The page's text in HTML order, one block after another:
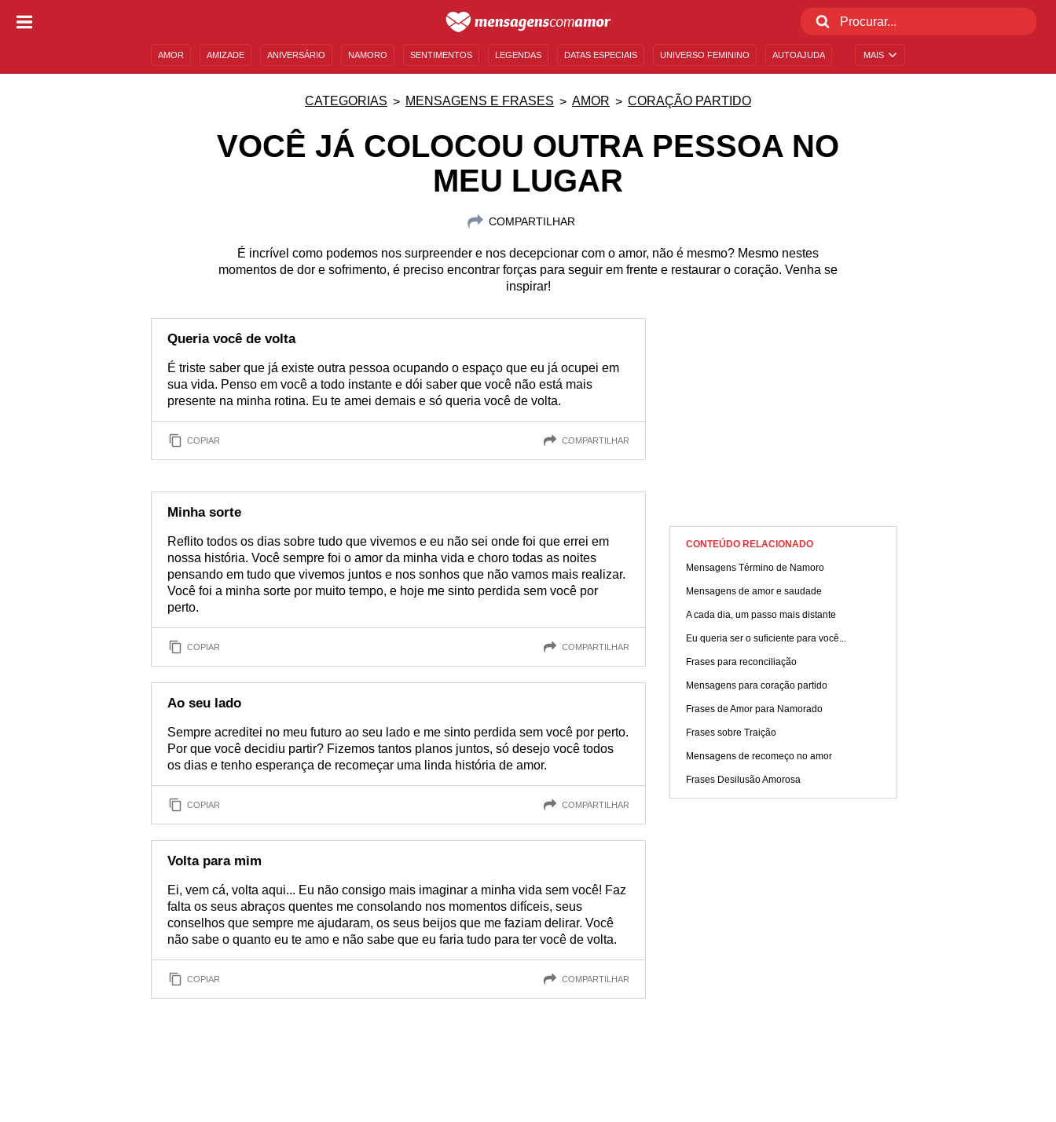
MAIS
AMOR AMIZADE ANIVERSÁRIO NAMORO SENTIMENTOS LEGENDAS DATAS ESPECIAIS UNIVERSO FEMININO AUTOAJUDA
CATEGORIAS MENSAGENS E FRASES AMOR CORAÇÃO PARTIDO
VOCÊ JÁ COLOCOU OUTRA PESSOA NO
MEU LUGAR
COMPARTILHAR
É incrível como podemos nos surpreender e nos decepcionar com o amor, não é mesmo? Mesmo nestes
momentos de dor e sofrimento, é preciso encontrar forças para seguir em frente e restaurar o coração. Venha se
inspirar!
Queria você de volta
É triste saber que já existe outra pessoa ocupando o espaço que eu já ocupei em
sua vida. Penso em você a todo instante e dói saber que você não está mais
presente na minha rotina. Eu te amei demais e só queria você de volta.
COPIAR COMPARTILHAR
Minha sorte
Reflito todos os dias sobre tudo que vivemos e eu não sei onde foi que errei em
nossa história. Você sempre foi o amor da minha vida e choro todas as noites
pensando em tudo que vivemos juntos e nos sonhos que não vamos mais realizar.
Você foi a minha sorte por muito tempo, e hoje me sinto perdida sem você por
perto.
COPIAR COMPARTILHAR
Ao seu lado
Sempre acreditei no meu futuro ao seu lado e me sinto perdida sem você por perto.
Por que você decidiu partir? Fizemos tantos planos juntos, só desejo você todos
os dias e tenho esperança de recomeçar uma linda história de amor.
COPIAR COMPARTILHAR
Volta para mim
Ei, vem cá, volta aqui... Eu não consigo mais imaginar a minha vida sem você! Faz
falta os seus abraços quentes me consolando nos momentos difíceis, seus
conselhos que sempre me ajudaram, os seus beijos que me faziam delirar. Você
não sabe o quanto eu te amo e não sabe que eu faria tudo para ter você de volta.
COPIAR COMPARTILHAR
CONTEÚDO RELACIONADO
Mensagens Término de Namoro
Mensagens de amor e saudade
A cada dia, um passo mais distante
Eu queria ser o suficiente para você...
Frases para reconciliação
Mensagens para coração partido
Frases de Amor para Namorado
Frases sobre Traição
Mensagens de recomeço no amor
Frases Desilusão Amorosa